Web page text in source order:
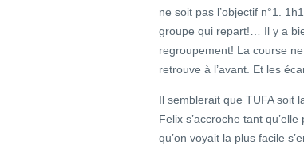
ne soit pas l’objectif n°1.
groupe qui repart!… Il y a
regroupement! La course
retrouve à l’avant. Et les
Il semblerait que TUFA soit
Felix s’accroche tant
qu’on voyait la plus facile